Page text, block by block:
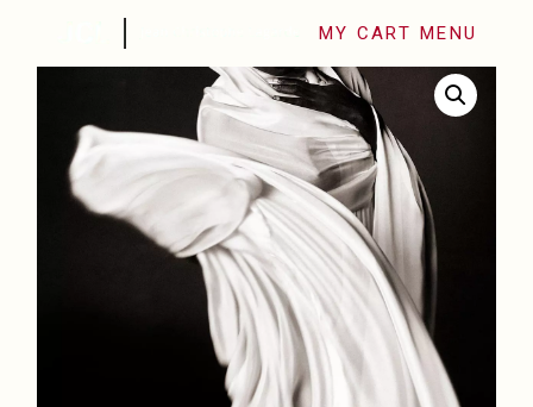
MENU
MY CART
SHOP FINE ART
LES SÉRIES PHOTO
BIOGRAPHIE
CONTACT
FINE ART PHOTOGRAPHY